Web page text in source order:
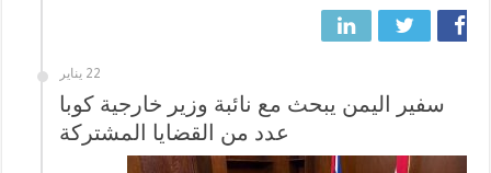
22 يناير
سفير اليمن يبحث مع نائبة وزير خارجية كوبا
عدد من القضايا المشتركة